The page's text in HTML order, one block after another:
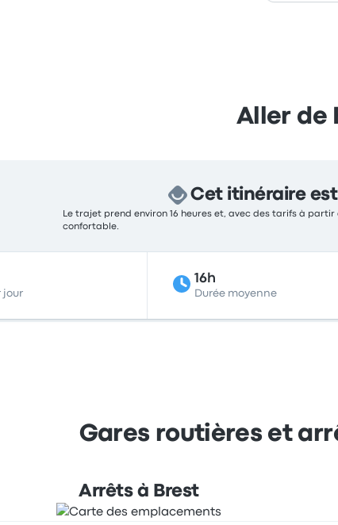
Aller de
Cet itinéraire
Le trajet prend environ 16 heures et, avec des tarifs à
confortable.
jour
16h
Durée moyenne
Gares routières et
Arrêts à Brest